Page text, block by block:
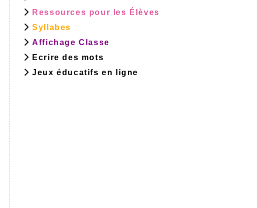
Ressources pour les Élèves
Syllabes
Affichage Classe
Ecrire des mots
Jeux éducatifs en ligne